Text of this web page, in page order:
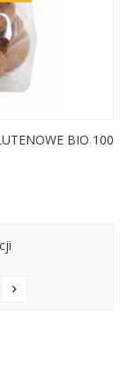
BIO 100
chevron_right